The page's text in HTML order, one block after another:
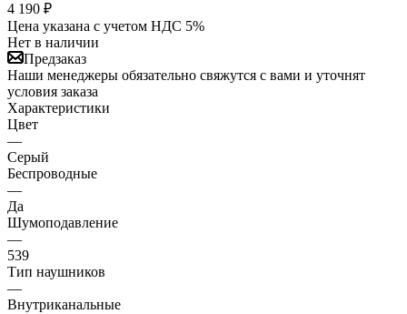
4 190 ₽
Цена указана с учетом НДС 5%
Нет в наличии
Предзаказ
Наши менеджеры обязательно свяжутся с вами и уточнят
условия заказа
Характеристики
Цвет
—
Серый
Беспроводные
—
Да
Шумоподавление
—
539
Тип наушников
—
Внутриканальные